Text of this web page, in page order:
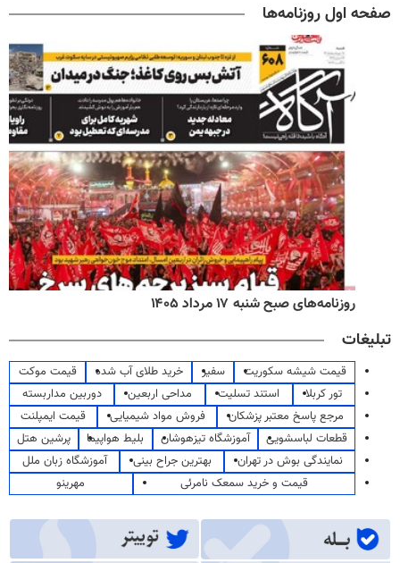
صفحه اول روزنامه‌ها
روزنامه‌های صبح شنبه ۱۷ مرداد ۱۴۰۵
تبلیغات
قیمت شیشه سکوریت سفیر خرید طلای آب شده
قیمت موکت
تور کربلا
استند تسلیت مداحی اربعین
دوربین مداربسته
مرجع پاسخ معتبر پزشکان
فروش مواد شیمیایی
قیمت ایمپلنت
قطعات لباسشویی
آموزشگاه تیزهوشان بلیط هواپیما
پرشین هتل
نمایندگی بوش در تهران
بهترین جراح بینی
آموزشگاه زبان ملل
قیمت و خرید سمعک نامرئی
مهرینو